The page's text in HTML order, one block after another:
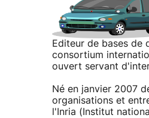
Editeur de bases de
consortium
ouvert servant
Né en janvier 2007
organisations et
l'Inria (Institut